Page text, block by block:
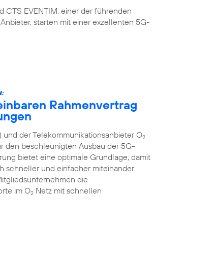
CTS EVENTIM, einer der führenden
starten mit einer exzellenten 5G-
Rahmenvertrag
der Telekommunikationsanbieter O2
den beschleunigten Ausbau der 5G-
bietet eine optimale Grundlage, damit
schneller und einfacher miteinander
die
im O2 Netz mit schnellen